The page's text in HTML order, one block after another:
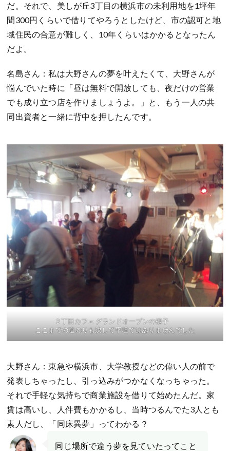
だ。 それで、美しが丘3丁目の横浜市の未利用地を1坪年
間300円くらいで借りてやろうとしたけど、市の認可と地
域住民の合意が難しく、10年くらいはかかるとなったん
だよ 。
名島さん：私は大野さんの夢を叶えたくて、大野さんが
悩んでいた時に「昼は無料で開放しても、夜だけの営業
でも成り立つ店を作りましょうよ。」と、もう一人の共
同出資者と一緒に背中を押したんです。
３丁目カフェ グランドオープンの様子
ここまでの道のりも決して平坦ではありませんでした
大野さん：東急や横浜市、大学教授などの偉い人の前で
発表しちゃったし、引っ込みがつかなくなっちゃった。
それで手軽な気持ちで商業施設を借りて始めたんだ。家
賃は高いし、人件費もかかるし、当時つるんでた3人とも
素人だし、「同床異夢」ってわかる？
同じ場所で違う夢を見ていたってこと